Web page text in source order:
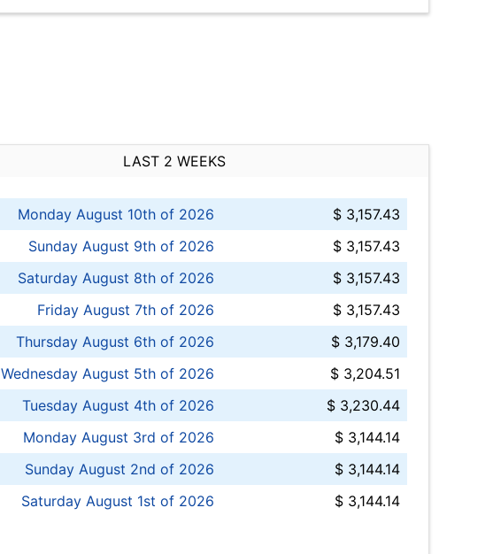
LAST 2 WEEKS
Monday August 10th of 2026
$ 3,157.43
Sunday August 9th of 2026
$ 3,157.43
Saturday August 8th of 2026
$ 3,157.43
Friday August 7th of 2026
$ 3,157.43
Thursday August 6th of 2026
$ 3,179.40
Wednesday August 5th of 2026
$ 3,204.51
Tuesday August 4th of 2026
$ 3,230.44
Monday August 3rd of 2026
$ 3,144.14
Sunday August 2nd of 2026
$ 3,144.14
Saturday August 1st of 2026
$ 3,144.14